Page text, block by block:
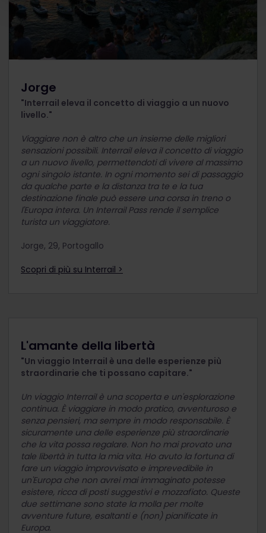
Jorge
"Interrail eleva il concetto di viaggio a un nuovo
livello."
Viaggiare non è altro che un insieme delle migliori
sensazioni possibili. Interrail eleva il concetto di viaggio
a un nuovo livello, permettendoti di vivere al massimo
ogni singolo istante. In ogni momento sei di passaggio
da qualche parte e la distanza tra te e la tua
destinazione finale può essere una corsa in treno o
l'Europa intera. Un Interrail Pass rende il semplice
turista un viaggiatore.
Jorge, 29, Portogallo
Scopri di più su Interrail >
L'amante della libertà
"Un viaggio Interrail è una delle esperienze più
straordinarie che ti possano capitare."
Un viaggio Interrail è una scoperta e un'esplorazione
continua. È viaggiare in modo pratico, avventuroso e
senza pensieri, ma sempre in modo responsabile. È
sicuramente una delle esperienze più straordinarie
che la vita possa regalare. Non ho mai provato una
tale libertà in tutta la mia vita. Ho avuto la fortuna di
fare un viaggio improvvisato e imprevedibile in
un'Europa che non avrei mai immaginato potesse
esistere, ricca di posti suggestivi e mozzafiato. Queste
due settimane sono state la molla per molte
avventure future, esaltanti e (non) pianificate in
Europa.